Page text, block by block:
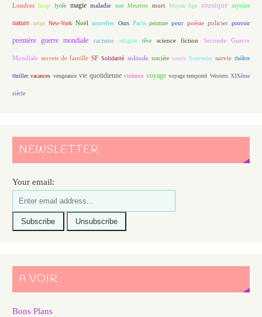
Londres loup lycée magie maladie mer Meurtres mort Moyen Age musique mystère
nature neige New-York Noël nouvelles Ours Paris peinture peur poésie policier pouvoir
première guerre mondiale racisme religion rêve science fiction Seconde Guerre
Mondiale secrets de famille SF Solidarité solitude sorcière souris Souvenirs survie théâtre
thriller vacances vengeance vie quotidienne violence voyage voyage temporel Western XIXème
siècle
NEWSLETTER
Your email:
A VOIR
Bons Plans